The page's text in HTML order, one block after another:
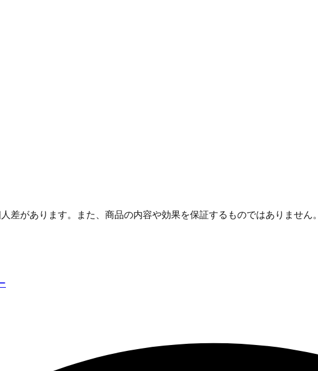
差があります。また、商品の内容や効果を保証するものではありません。